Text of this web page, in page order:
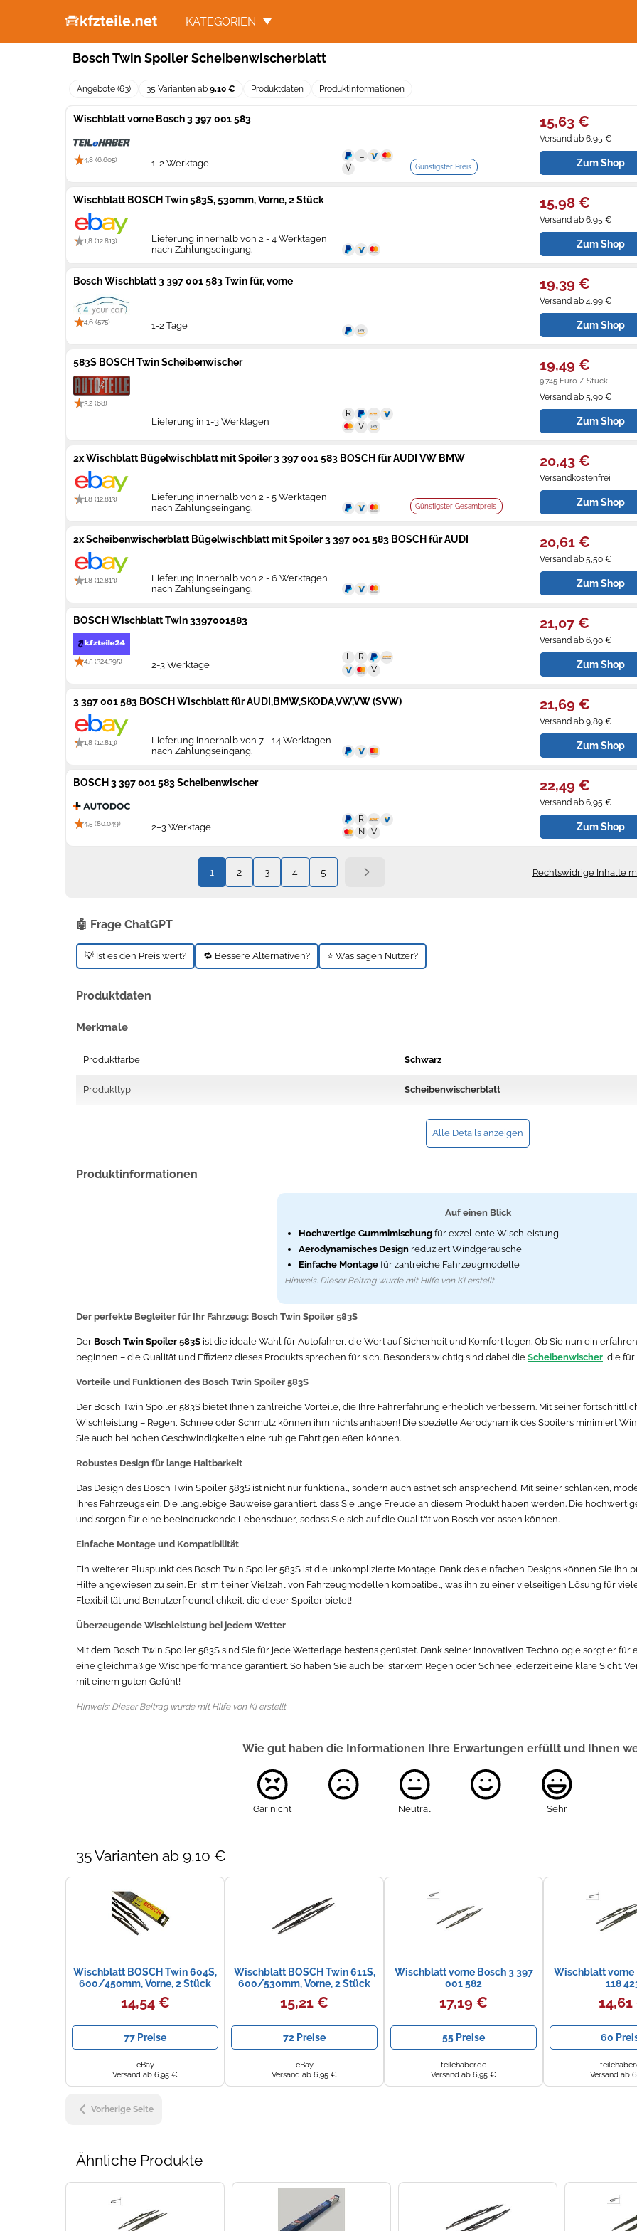
KATEGORIEN
Bosch Twin Spoiler Scheibenwischerblatt
Angebote (63) 35 Varianten ab 9,10 € Produktdaten Produktinformationen
Wischblatt vorne Bosch 3 397 001 583
4,8 (6.605)
Günstigster Preis
1-2 Werktage
15,63 €
Versand ab 6,95 €
Zum Shop
Wischblatt BOSCH Twin 583S, 530mm, Vorne, 2 Stück
1,8 (12.813)
Lieferung innerhalb von 2 - 4 Werktagen
nach Zahlungseingang.
15,98 €
Versand ab 6,95 €
Zum Shop
Bosch Wischblatt 3 397 001 583 Twin für, vorne
4,6 (575) 1-2 Tage
19,39 €
Versand ab 4,99 €
Zum Shop
583S BOSCH Twin Scheibenwischer
3,2 (68)
Lieferung in 1-3 Werktagen
19,49 €
9.745 Euro / Stück
Versand ab 5,90 €
Zum Shop
2x Wischblatt Bügelwischblatt mit Spoiler 3 397 001 583 BOSCH für AUDI VW BMW
1,8 (12.813)
Günstigster Gesamtpreis
Lieferung innerhalb von 2 - 5 Werktagen
nach Zahlungseingang.
20,43 €
Versandkostenfrei
Zum Shop
2x Scheibenwischerblatt Bügelwischblatt mit Spoiler 3 397 001 583 BOSCH für AUDI
1,8 (12.813)
Lieferung innerhalb von 2 - 6 Werktagen
nach Zahlungseingang.
20,61 €
Versand ab 5,50 €
Zum Shop
BOSCH Wischblatt Twin 3397001583
4,5 (324.395) 2-3 Werktage
21,07 €
Versand ab 6,90 €
Zum Shop
3 397 001 583 BOSCH Wischblatt für AUDI,BMW,SKODA,VW,VW (SVW)
1,8 (12.813)
Lieferung innerhalb von 7 - 14 Werktagen
nach Zahlungseingang.
21,69 €
Versand ab 9,89 €
Zum Shop
BOSCH 3 397 001 583 Scheibenwischer
4,5 (80.049) 2–3 Werktage
22,49 €
Versand ab 6,95 €
Zum Shop
1 2 3 4 5 Rechtswidrige Inhalte
🤖 Frage ChatGPT
💡 Ist es den Preis wert? 🔁 Bessere Alternativen? ⭐ Was sagen Nutzer?
Produktdaten
Merkmale
Produktfarbe Schwarz
Produkttyp Scheibenwischerblatt
Alle Details anzeigen
Produktinformationen
Auf einen Blick
Hochwertige Gummimischungfür exzellente Wischleistung
Aerodynamisches Designreduziert Windgeräusche
Einfache Montagefür zahlreiche Fahrzeugmodelle
Hinweis: Dieser Beitrag wurde mit Hilfe von KI erstellt
Der perfekte Begleiter für Ihr Fahrzeug: Bosch Twin Spoiler 583S
Der Bosch Twin Spoiler 583S ist die ideale Wahl für Autofahrer, die Wert auf Sicherheit und Komfort legen. Ob Sie nun ein
beginnen – die Qualität und Effizienz dieses Produkts sprechen für sich. Besonders wichtig sind dabei die Scheibenwischer, die
Vorteile und Funktionen des Bosch Twin Spoiler 583S
Der Bosch Twin Spoiler 583S bietet Ihnen zahlreiche Vorteile, die Ihre Fahrerfahrung erheblich verbessern. Mit seiner
Wischleistung – Regen, Schnee oder Schmutz können ihm nichts anhaben! Die spezielle Aerodynamik des Spoilers minimiert
Sie auch bei hohen Geschwindigkeiten eine ruhige Fahrt genießen können.
Robustes Design für lange Haltbarkeit
Das Design des Bosch Twin Spoiler 583S ist nicht nur funktional, sondern auch ästhetisch ansprechend. Mit seiner schlanken,
Ihres Fahrzeugs ein. Die langlebige Bauweise garantiert, dass Sie lange Freude an diesem Produkt haben werden. Die
und sorgen für eine beeindruckende Lebensdauer, sodass Sie sich auf die Qualität von Bosch verlassen können.
Einfache Montage und Kompatibilität
Ein weiterer Pluspunkt des Bosch Twin Spoiler 583S ist die unkomplizierte Montage. Dank des einfachen Designs können Sie
Hilfe angewiesen zu sein. Er ist mit einer Vielzahl von Fahrzeugmodellen kompatibel, was ihn zu einer vielseitigen Lösung für
Flexibilität und Benutzerfreundlichkeit, die dieser Spoiler bietet!
Überzeugende Wischleistung bei jedem Wetter
Mit dem Bosch Twin Spoiler 583S sind Sie für jede Wetterlage bestens gerüstet. Dank seiner innovativen Technologie sorgt er
eine gleichmäßige Wischperformance garantiert. So haben Sie auch bei starkem Regen oder Schnee jederzeit eine klare Sicht.
mit einem guten Gefühl!
Hinweis: Dieser Beitrag wurde mit Hilfe von KI erstellt
Wie gut haben die Informationen Ihre Erwartungen erfüllt und Ihnen
Gar nicht Neutral Sehr
35 Varianten ab 9,10 €
Wischblatt BOSCH Twin 604S,
600/450mm, Vorne, 2 Stück
14,54 €
77 Preise
eBay
Versand ab 6,95 €
Wischblatt BOSCH Twin 611S,
600/530mm, Vorne, 2 Stück
15,21 €
72 Preise
eBay
Versand ab 6,95 €
Wischblatt vorne Bosch 3 397
001 582
17,19 €
55 Preise
teilehaber.de
Versand ab 6,95 €
Wischblatt vorne
118
60
Versand ab
Vorherige Seite
Ähnliche Produkte